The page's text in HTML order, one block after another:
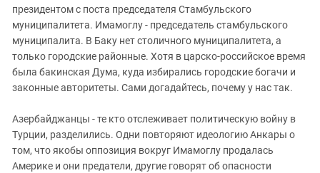
президентом с поста председателя Стамбульского
муниципалитета. Имамоглу - председатель стамбульского
муниципалита. В Баку нет столичного муниципалитета, а
только городские районные. Хотя в царско-российское время
была бакинская Дума, куда избирались городские богачи и
законные авторитеты. Сами догадайтесь, почему у нас так.
Азербайджанцы - те кто отслеживает политическую войну в
Турции, разделились. Одни повторяют идеологию Анкары о
том, что якобы оппозиция вокруг Имамоглу продалась
Америке и они предатели, другие говорят об опасности